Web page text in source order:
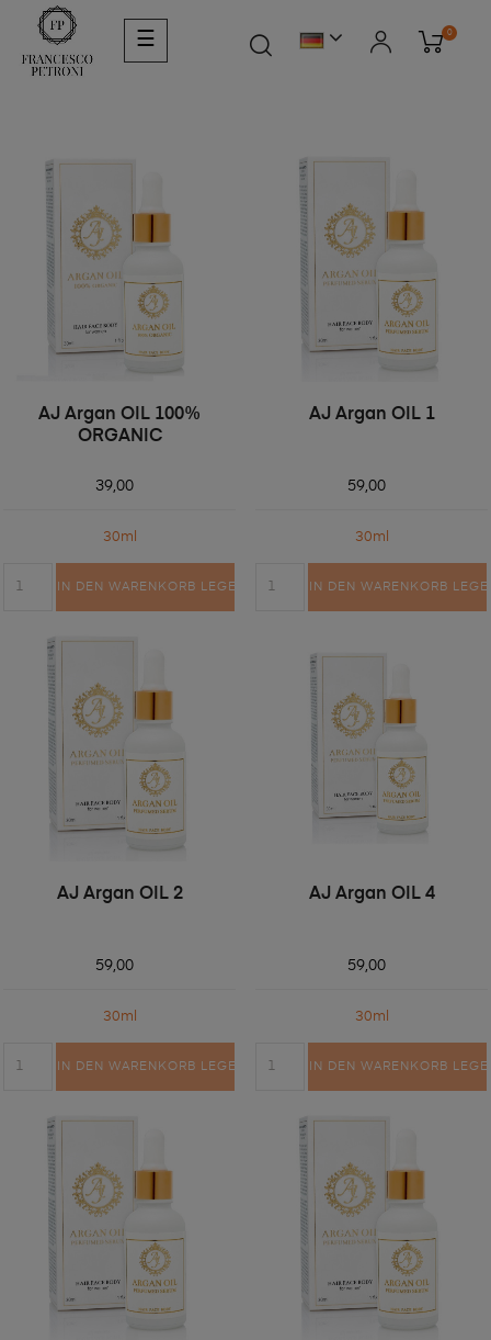
☰ 0
AJ Argan OIL 100%
ORGANIC
39,00
30ml
IN DEN WARENKORB LEGEN
AJ Argan OIL 1
59,00
30ml
IN DEN WARENKORB
AJ Argan OIL 2
59,00
30ml
IN DEN WARENKORB LEGEN
AJ Argan OIL 4
59,00
30ml
IN DEN WARENKORB